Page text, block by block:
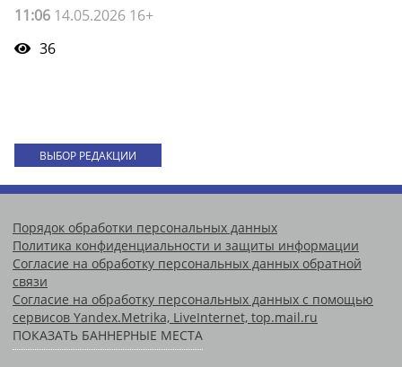
11:06 14.05.2026 16+
36
ВЫБОР РЕДАКЦИИ
Порядок обработки персональных данных
Политика конфиденциальности и защиты информации
Согласие на обработку персональных данных обратной
связи
Согласие на обработку персональных данных с помощью
сервисов Yandex.Metrika, LiveInternet, top.mail.ru
ПОКАЗАТЬ БАННЕРНЫЕ МЕСТА